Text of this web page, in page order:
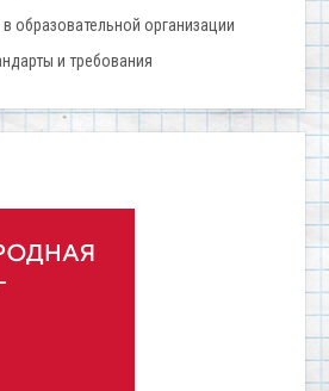
образовательной организации
и требования